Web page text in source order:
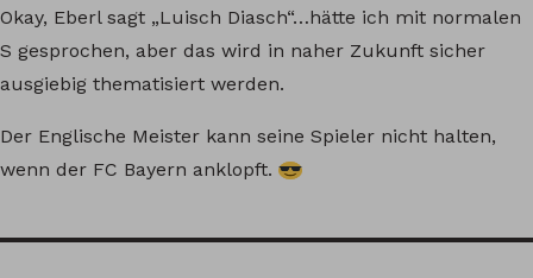
Okay, Eberl sagt „Luisch Diasch“…hätte ich mit normalen
S gesprochen, aber das wird in naher Zukunft sicher
ausgiebig thematisiert werden.
Der Englische Meister kann seine Spieler nicht halten,
wenn der FC Bayern anklopft.